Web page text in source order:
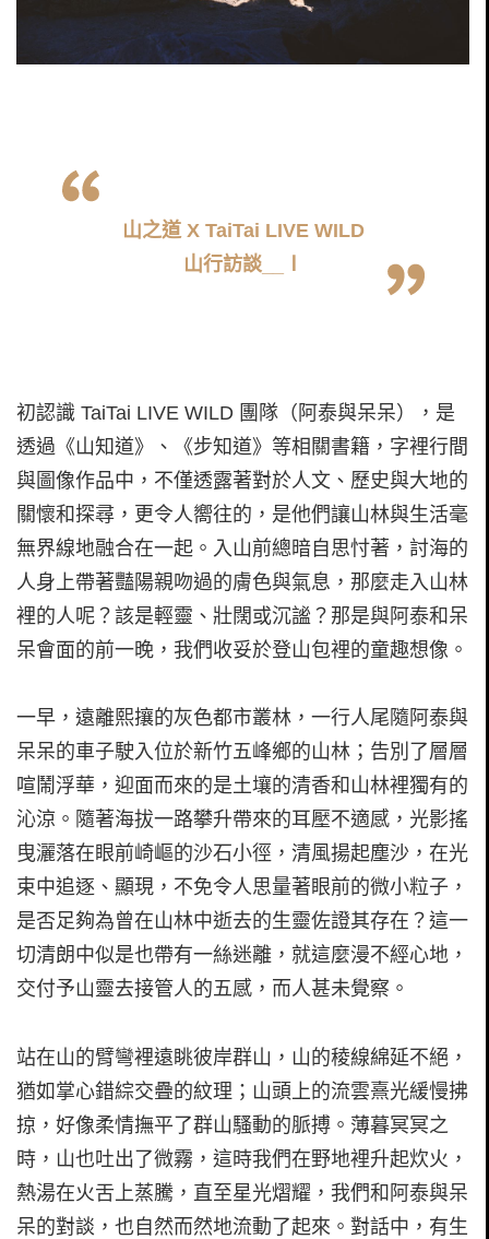
山之道 X TaiTai LIVE WILD
山行訪談__Ⅰ
初認識 TaiTai LIVE WILD 團隊（阿泰與呆呆），是
透過《山知道》、《步知道》等相關書籍，字裡行間
與圖像作品中，不僅透露著對於人文、歷史與大地的
關懷和探尋，更令人嚮往的，是他們讓山林與生活毫
無界線地融合在一起。入山前總暗自思忖著，討海的
人身上帶著豔陽親吻過的膚色與氣息，那麼走入山林
裡的人呢？該是輕靈、壯闊或沉謐？那是與阿泰和呆
呆會面的前一晚，我們收妥於登山包裡的童趣想像。
一早，遠離熙攘的灰色都市叢林，一行人尾隨阿泰與
呆呆的車子駛入位於新竹五峰鄉的山林；告別了層層
喧鬧浮華，迎面而來的是土壤的清香和山林裡獨有的
沁涼。隨著海拔一路攀升帶來的耳壓不適感，光影搖
曳灑落在眼前崎嶇的沙石小徑，清風揚起塵沙，在光
束中追逐、顯現，不免令人思量著眼前的微小粒子，
是否足夠為曾在山林中逝去的生靈佐證其存在？這一
切清朗中似是也帶有一絲迷離，就這麼漫不經心地，
交付予山靈去接管人的五感，而人甚未覺察。
站在山的臂彎裡遠眺彼岸群山，山的稜線綿延不絕，
猶如掌心錯綜交疊的紋理；山頭上的流雲熹光緩慢拂
掠，好像柔情撫平了群山騷動的脈搏。薄暮冥冥之
時，山也吐出了微霧，這時我們在野地裡升起炊火，
熱湯在火舌上蒸騰，直至星光熠耀，我們和阿泰與呆
呆的對談，也自然而然地流動了起來。對話中，有生